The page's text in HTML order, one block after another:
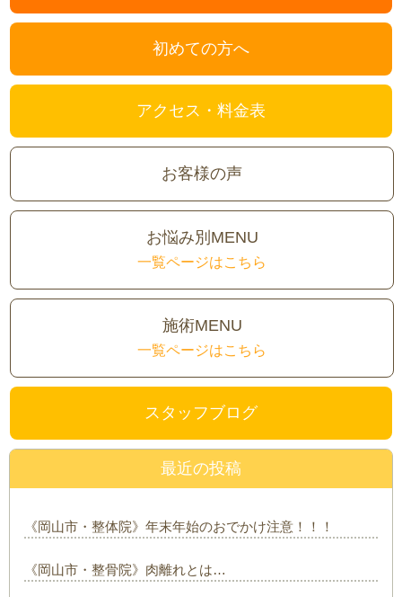
初めての方へ
アクセス・料金表
お客様の声
お悩み別MENU
一覧ページはこちら
施術MENU
一覧ページはこちら
スタッフブログ
最近の投稿
《岡山市・整体院》年末年始のおでかけ注意！！！
《岡山市・整骨院》肉離れとは…